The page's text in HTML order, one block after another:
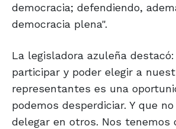
democracia; defendiendo,
democracia plena".
La legisladora azuleña
participar y poder elegir a
representantes es una
podemos desperdiciar. Y que
delegar en otros. Nos tenemos